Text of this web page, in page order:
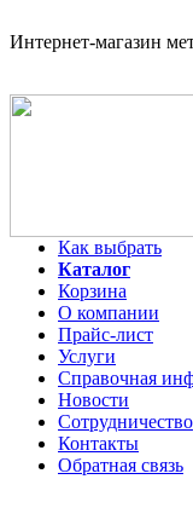
Интернет-магазин
Как выбрать
Каталог
Корзина
О компании
Прайс-лист
Услуги
Справочная
Новости
Сотрудничество
Контакты
Обратная связь